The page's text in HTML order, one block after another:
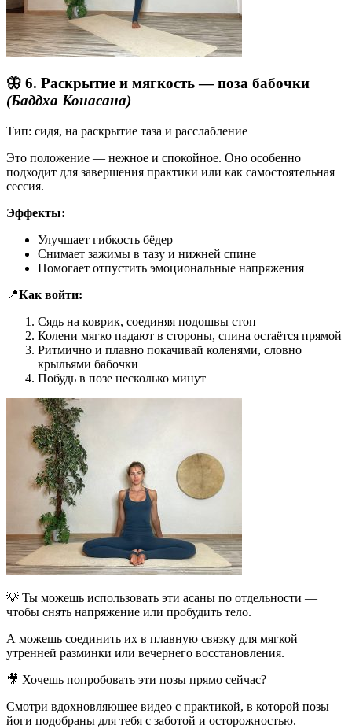
🦋 6. Раскрытие и мягкость — поза бабочки
(Баддха Конасана)
Тип: сидя, на раскрытие таза и расслабление
Это положение — нежное и спокойное. Оно особенно
подходит для завершения практики или как самостоятельная
сессия.
Эффекты:
Улучшает гибкость бёдер
Снимает зажимы в тазу и нижней спине
Помогает отпустить эмоциональные напряжения
📍Как войти:
Сядь на коврик, соединяя подошвы стоп
Колени мягко падают в стороны, спина остаётся прямой
Ритмично и плавно покачивай коленями, словно
крыльями бабочки
Побудь в позе несколько минут
💡 Ты можешь использовать эти асаны по отдельности —
чтобы снять напряжение или пробудить тело.
А можешь соединить их в плавную связку для мягкой
утренней разминки или вечернего восстановления.
🎥 Хочешь попробовать эти позы прямо сейчас?
Смотри вдохновляющее видео с практикой, в которой позы
йоги подобраны для тебя с заботой и осторожностью.